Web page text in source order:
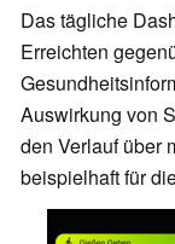
Das tägliche
Erreichten
Auswirkung von
den Verlauf über
beispielhaft für